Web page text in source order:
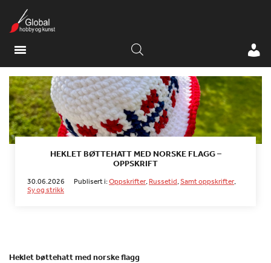
HEKLET BØTTEHATT MED NORSKE FLAGG –
OPPSKRIFT
30.06.2026 Publisert i:Oppskrifter,Russetid,Samt oppskrifter,
Sy og strikk
Heklet bøttehatt med norske flagg